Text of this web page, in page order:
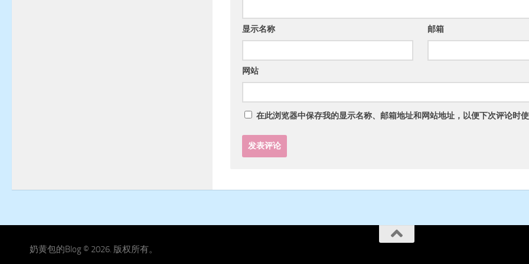
显示名称 邮箱
网站
在此浏览器中保存我的显示名称、邮箱地址和网站地址，以便下次评论时
奶黄包的Blog © 2026. 版权所有。